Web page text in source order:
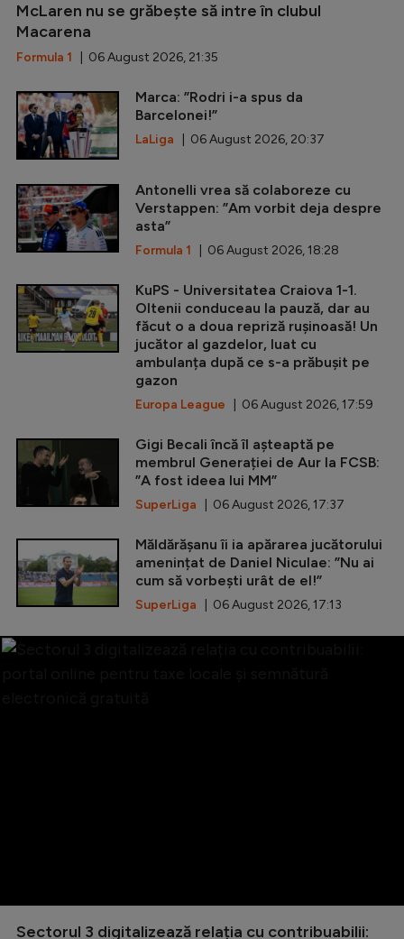
McLaren nu se grăbește să intre în clubul
Macarena
Formula 1 | 06 August 2026, 21:35
Marca: ”Rodri i-a spus da
Barcelonei!”
LaLiga | 06 August 2026, 20:37
Antonelli vrea să colaboreze cu
Verstappen: ”Am vorbit deja despre
asta”
Formula 1 | 06 August 2026, 18:28
KuPS - Universitatea Craiova 1-1.
Oltenii conduceau la pauză, dar au
făcut o a doua repriză rușinoasă! Un
jucător al gazdelor, luat cu
ambulanța după ce s-a prăbușit pe
gazon
Europa League | 06 August 2026, 17:59
Gigi Becali încă îl așteaptă pe
membrul Generației de Aur la FCSB:
”A fost ideea lui MM”
SuperLiga | 06 August 2026, 17:37
Măldărășanu îi ia apărarea jucătorului
amenințat de Daniel Niculae: ”Nu ai
cum să vorbești urât de el!”
SuperLiga | 06 August 2026, 17:13
Sectorul 3 digitalizează relația cu contribuabilii: